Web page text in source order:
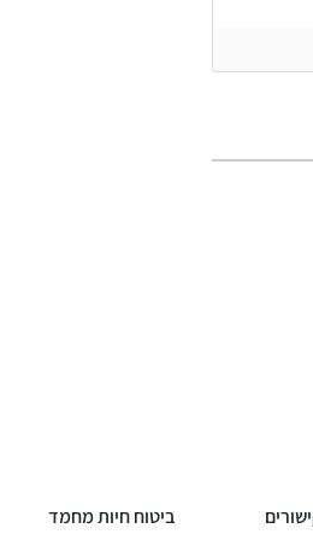
ביטוח חיות מחמד